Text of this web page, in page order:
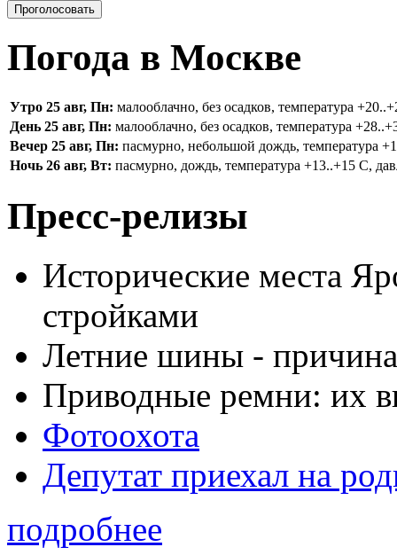
Погода в Москве
Утро 25 авг, Пн: малооблачно, без осадков, температура
День 25 авг, Пн: малооблачно, без осадков, температура
Вечер 25 авг, Пн: пасмурно, небольшой дождь, температура
Ночь 26 авг, Вт: пасмурно, дождь, температура +13..+15 С,
Пресс-релизы
Исторические места
стройками
Летние шины -
Приводные ремни: их
Фотоохота
Депутат приехал на
подробнее